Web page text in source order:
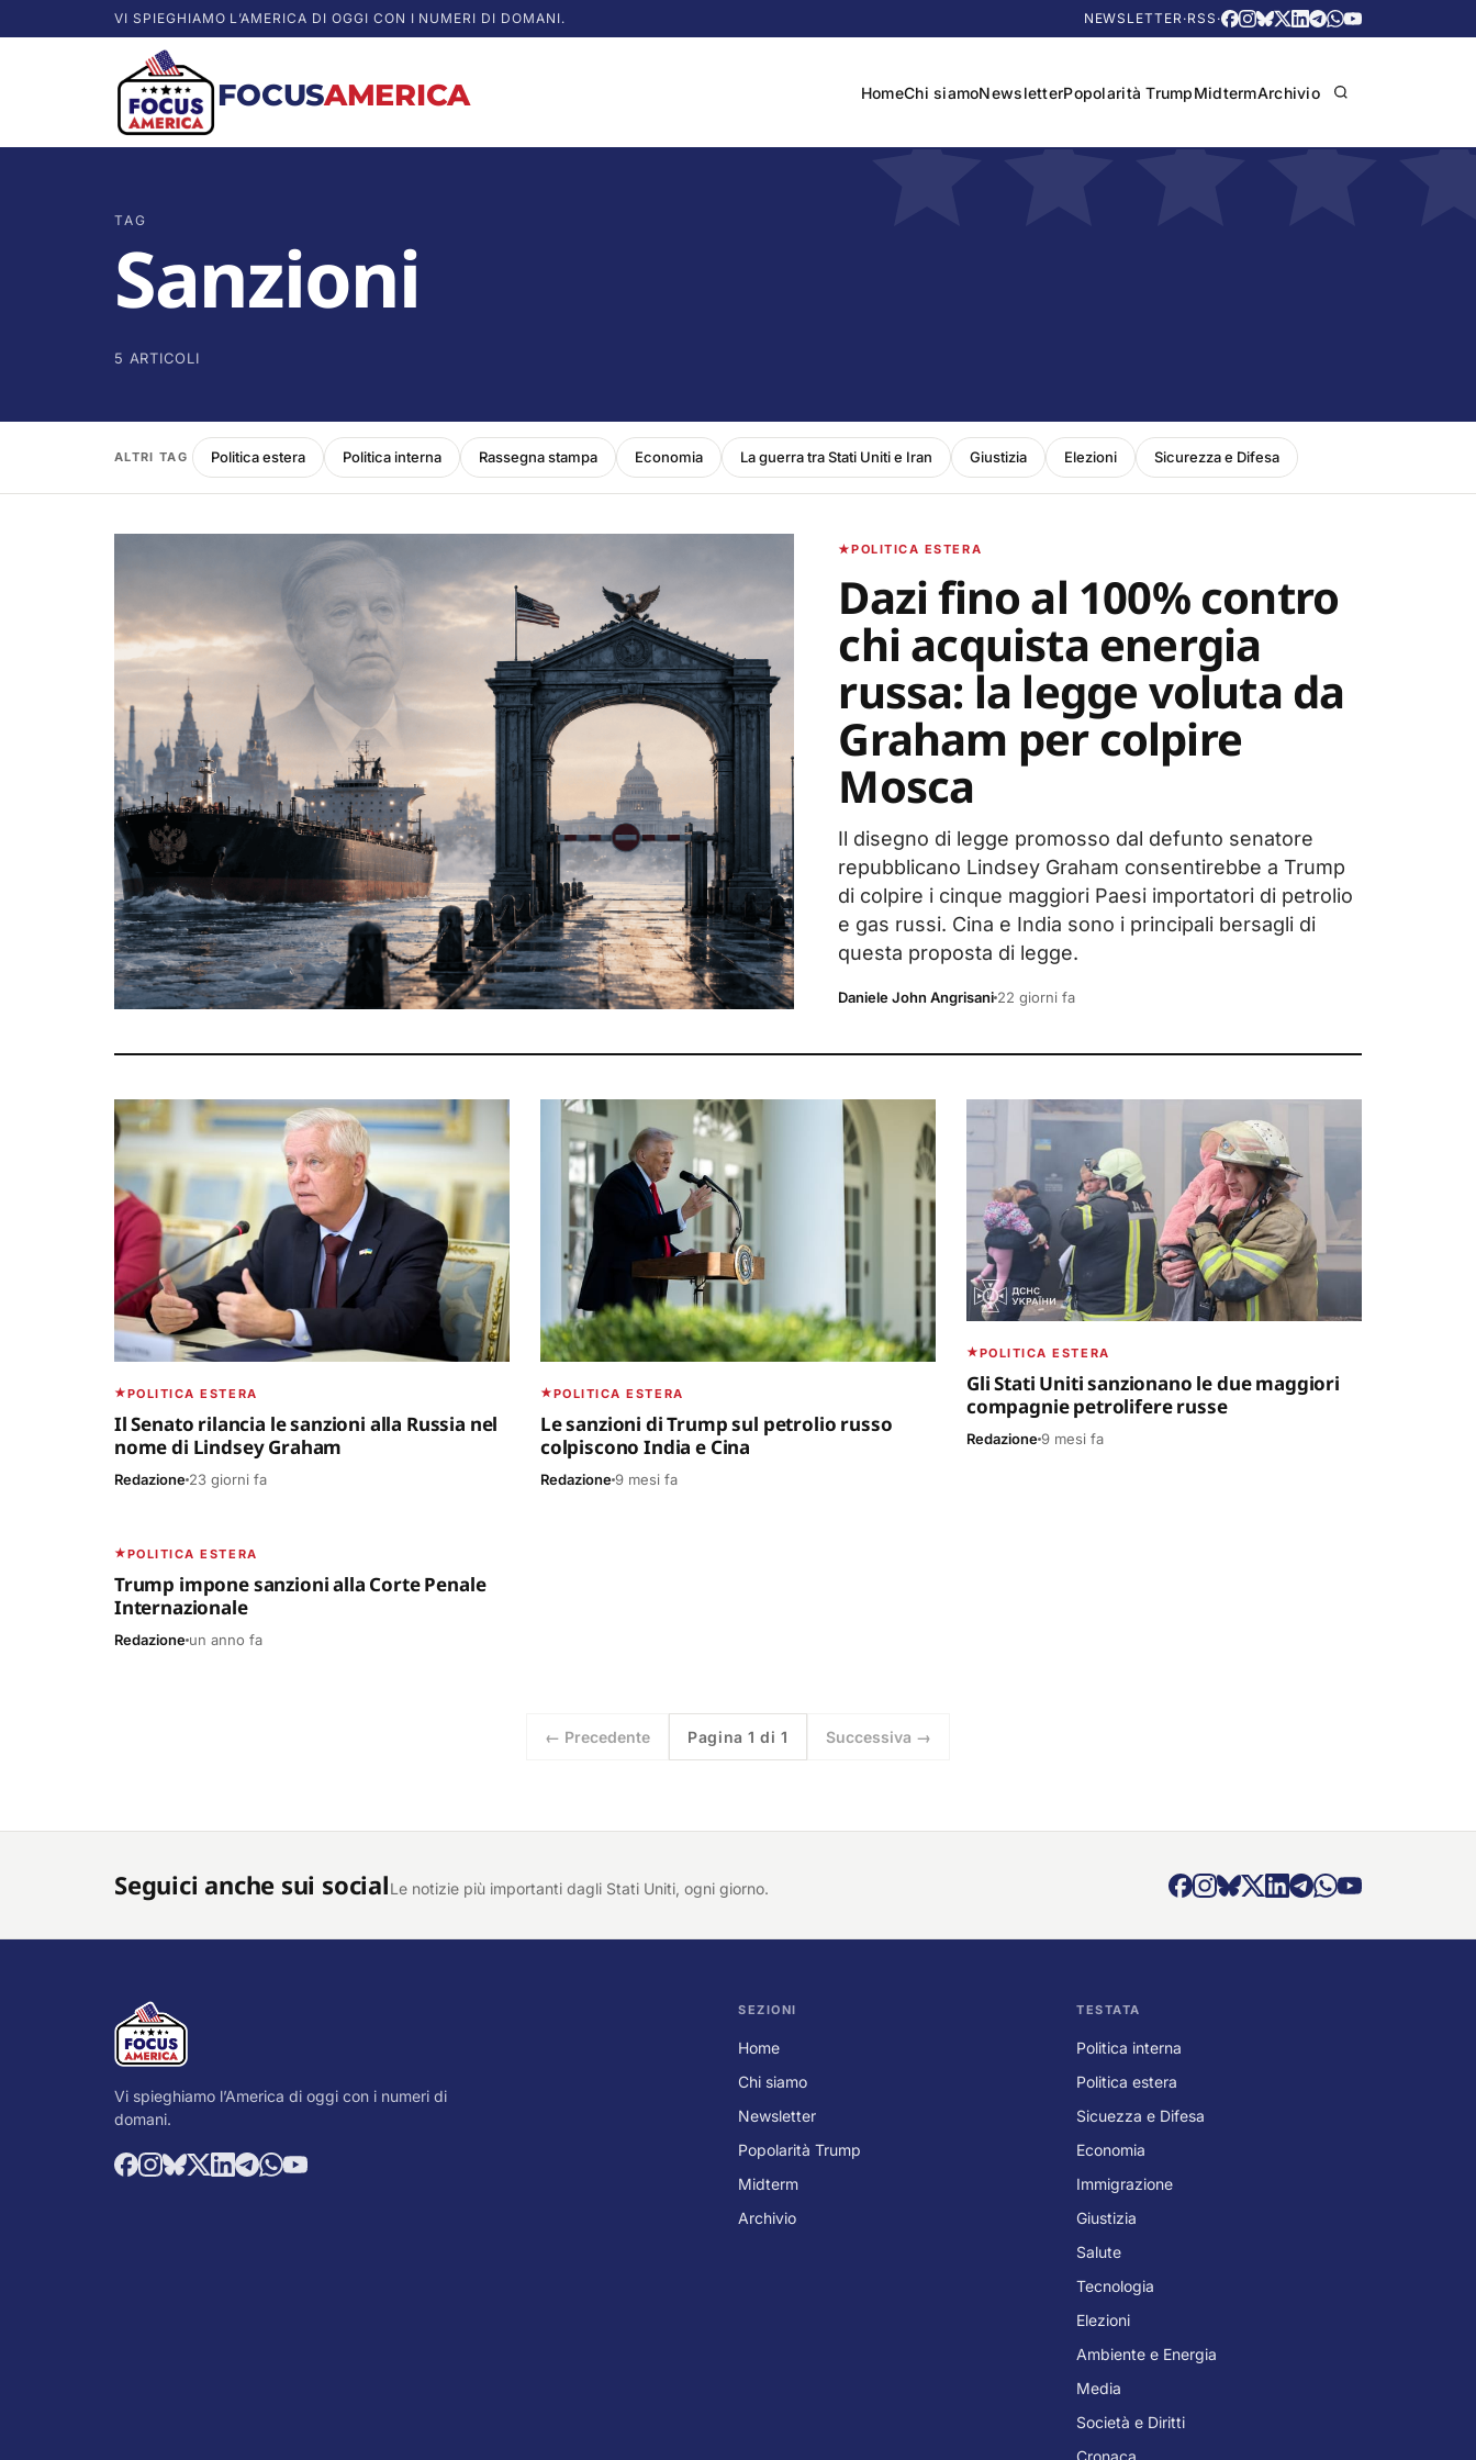
VI SPIEGHIAMO L’AMERICA DI OGGI CON I NUMERI DI DOMANI. NEWSLETTER·RSS ·
FOCUSAMERICA HomeChi siamoNewsletterPopolarità TrumpMidtermArchivio
TAG
Sanzioni
5 ARTICOLI
ALTRI TAG Politica estera Politica interna Rassegna stampa Economia La guerra tra Stati Uniti e Iran Giustizia Elezioni Sicurezza e Difesa
POLITICA ESTERA
Dazi fino al 100% contro
chi acquista energia
russa: la legge voluta da
Graham per colpire
Mosca
Il disegno di legge promosso dal defunto senatore
repubblicano Lindsey Graham consentirebbe a Trump
di colpire i cinque maggiori Paesi importatori di petrolio
e gas russi. Cina e India sono i principali bersagli di
questa proposta di legge.
Daniele John Angrisani 22 giorni fa
POLITICA ESTERA
Il Senato rilancia le sanzioni alla Russia nel
nome di Lindsey Graham
Redazione 23 giorni fa
POLITICA ESTERA
Le sanzioni di Trump sul petrolio russo
colpiscono India e Cina
Redazione9 mesi fa
POLITICA ESTERA
Gli Stati Uniti sanzionano le due maggiori
compagnie petrolifere russe
Redazione9 mesi fa
POLITICA ESTERA
Trump impone sanzioni alla Corte Penale
Internazionale
Redazione un anno fa
← Precedente Pagina 1 di 1 Successiva →
Seguici anche sui socialLe notizie più importanti dagli Stati Uniti, ogni giorno.
Vi spieghiamo l’America di oggi con i numeri di
domani.
SEZIONI
Home
Chi siamo
Newsletter
Popolarità Trump
Midterm
Archivio
TESTATA
Politica interna
Politica estera
Sicuezza e Difesa
Economia
Immigrazione
Giustizia
Salute
Tecnologia
Elezioni
Ambiente e Energia
Media
Società e Diritti